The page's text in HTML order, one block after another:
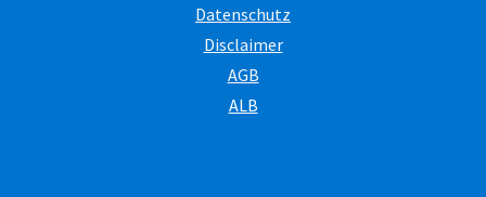
Datenschutz
Disclaimer
AGB
ALB